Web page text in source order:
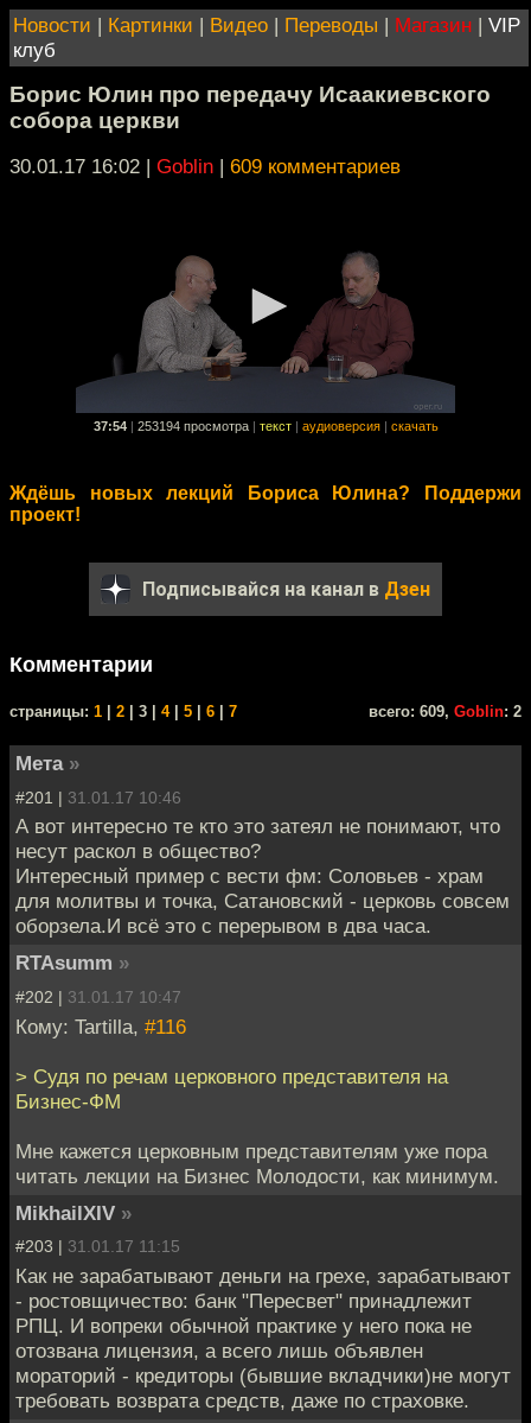
Новости | Картинки | Видео | Переводы | Магазин | VIP
клуб
Борис Юлин про передачу Исаакиевского
собора церкви
30.01.17 16:02 | Goblin | 609 комментариев
37:54 253194 просмотра текст аудиоверсия скачать
Ждёшь новых лекций Бориса Юлина? Поддержи
проект!
Подписывайся на канал в Дзен
Комментарии
cтраницы: 1 2 | 3 | 4| 5 6 7 всего: 609, Goblin: 2
Мета »
#201 | 31.01.17 10:46
А вот интересно те кто это затеял не понимают, что
несут раскол в общество?
Интересный пример с вести фм: Соловьев - храм
для молитвы и точка, Сатановский - церковь совсем
оборзела.И всё это с перерывом в два часа.
RTAsumm »
#202 | 31.01.17 10:47
Кому: Tartilla, #116
> Судя по речам церковного представителя на
Бизнес-ФМ
Мне кажется церковным представителям уже пора
читать лекции на Бизнес Молодости, как минимум.
MikhailXIV »
#203 | 31.01.17 11:15
Как не зарабатывают деньги на грехе, зарабатывают
- ростовщичество: банк "Пересвет" принадлежит
РПЦ. И вопреки обычной практике у него пока не
отозвана лицензия, а всего лишь объявлен
мораторий - кредиторы (бывшие вкладчики)не могут
требовать возврата средств, даже по страховке.